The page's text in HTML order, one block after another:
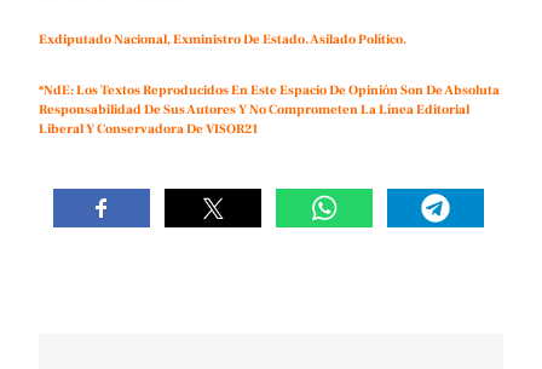
Exdiputado Nacional, Exministro De Estado. Asilado Político.
*NdE: Los Textos Reproducidos En Este Espacio De Opinión Son De Absoluta
Responsabilidad De Sus Autores Y No Comprometen La Línea Editorial
Liberal Y Conservadora De VISOR21